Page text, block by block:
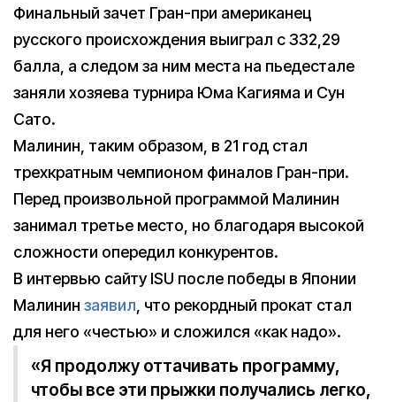
Финальный зачет Гран-при американец
русского происхождения выиграл с 332,29
балла, а следом за ним места на пьедестале
заняли хозяева турнира Юма Кагияма и Сун
Сато.
Малинин, таким образом, в 21 год стал
трехкратным чемпионом финалов Гран-при.
Перед произвольной программой Малинин
занимал третье место, но благодаря высокой
сложности опередил конкурентов.
В интервью сайту ISU после победы в Японии
Малинин заявил , что рекордный прокат стал
для него «честью» и сложился «как надо».
«Я продолжу оттачивать программу,
чтобы все эти прыжки получались легко,